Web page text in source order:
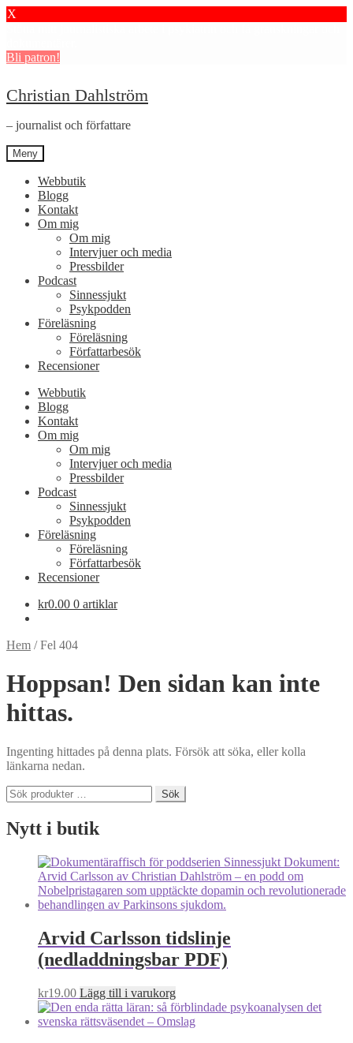
X
Bli patron!
Hoppa
till
navigering
Hoppa
till
innehåll
Christian Dahlström
– journalist och författare
Meny
Webbutik
Blogg
Kontakt
Om mig
Om mig
Intervjuer och media
Pressbilder
Podcast
Sinnessjukt
Psykpodden
Föreläsning
Föreläsning
Författarbesök
Recensioner
Webbutik
Blogg
Kontakt
Om mig
Om mig
Intervjuer och media
Pressbilder
Podcast
Sinnessjukt
Psykpodden
Föreläsning
Föreläsning
Författarbesök
Recensioner
kr0.00 0 artiklar
Hem /Fel 404
Hoppsan! Den sidan kan inte
hittas.
Ingenting hittades på denna plats. Försök att söka, eller kolla
länkarna nedan.
Sök
efter:
Sök
Nytt i butik
Arvid Carlsson tidslinje
(nedladdningsbar PDF)
kr19.00 Lägg till i varukorg